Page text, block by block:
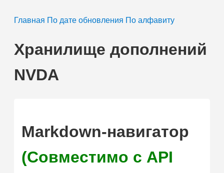
Главная По дате обновления По алфавиту
Хранилище дополнений
NVDA
Markdown-навигатор
(Совместимо с API